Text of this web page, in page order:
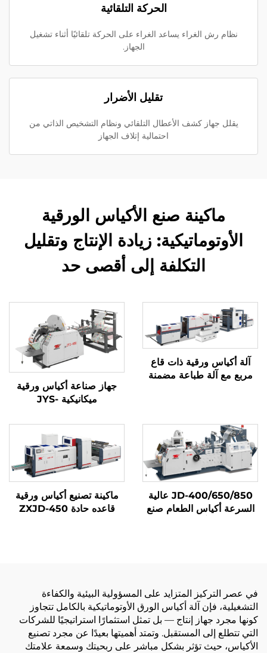
الحركة التلقائية
نظام رش الغراء يساعد الغراء على الحركة تلقائيًا أثناء تشغيل
الجهاز.
تقليل الأضرار
يقلل جهاز كشف الأعطال التلقائي ونظام التشخيص الذاتي من
احتمالية إتلاف الجهاز
ماكينة صنع الأكياس الورقية
الأوتوماتيكية: زيادة الإنتاج وتقليل
التكلفة إلى أقصى حد
آلة أكياس ورقية ذات قاع
مربع مع آلة طباعة مضمنة
جهاز صناعة أكياس ورقية
ميكانيكية JYS-
JD-400/650/850 عالية
السرعة أكياس الطعام صنع
ماكينة تصنيع أكياس ورقية
قاعده حادة ZXJD-450
في عصر التركيز المتزايد على المسؤولية البيئية والكفاءة
التشغيلية، فإن آلة أكياس الورق الأوتوماتيكية بالكامل تتجاوز
كونها مجرد جهاز إنتاج — بل تمثل استثمارًا استراتيجيًا للشركات
التي تتطلع إلى المستقبل. وتمتد أهميتها بعيدًا عن مجرد تصنيع
الأكياس، حيث تؤثر بشكل مباشر على ربحيتك وسمعة علامتك